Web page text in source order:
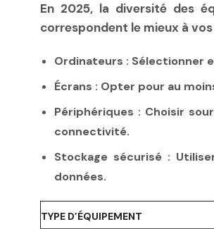
En 2025, la diversité des
correspondent le mieux à
Ordinateurs : Sélectionner
Écrans : Opter pour au
Périphériques : Choisir
connectivité.
Stockage sécurisé :
données.
TYPE D’ÉQUIPEMENT